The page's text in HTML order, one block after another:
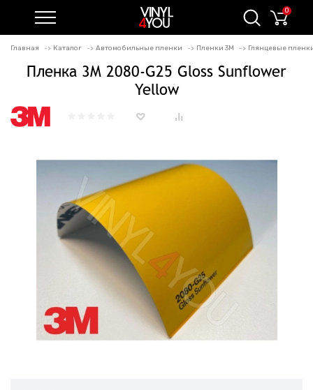
0
Главная Каталог Автомобильные пленки Пленки 3M Глянцевые
Пленка 3M 2080-G25 Gloss Sunflower
Yellow